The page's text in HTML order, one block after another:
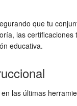
que tu
las
educativa.
las últimas